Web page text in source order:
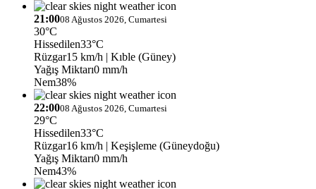
21:0008 Ağustos 2026, Cumartesi
30°C
Hissedilen33°C
Rüzgar15 km/h | Kıble (Güney)
Yağış Miktarı0 mm/h
Nem38%
22:0008 Ağustos 2026, Cumartesi
29°C
Hissedilen33°C
Rüzgar16 km/h | Keşişleme (Güneydoğu)
Yağış Miktarı0 mm/h
Nem43%